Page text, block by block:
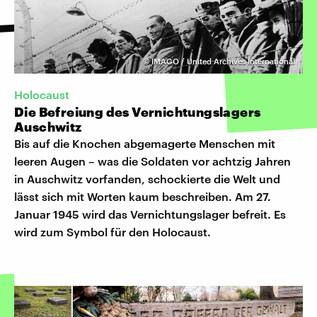
©IMAGO / United Archives International
Holocaust
Die Befreiung des Vernichtungslagers
Auschwitz
Bis auf die Knochen abgemagerte Menschen mit
leeren Augen – was die Soldaten vor achtzig Jahren
in Auschwitz vorfanden, schockierte die Welt und
lässt sich mit Worten kaum beschreiben. Am 27.
Januar 1945 wird das Vernichtungslager befreit. Es
wird zum Symbol für den Holocaust.